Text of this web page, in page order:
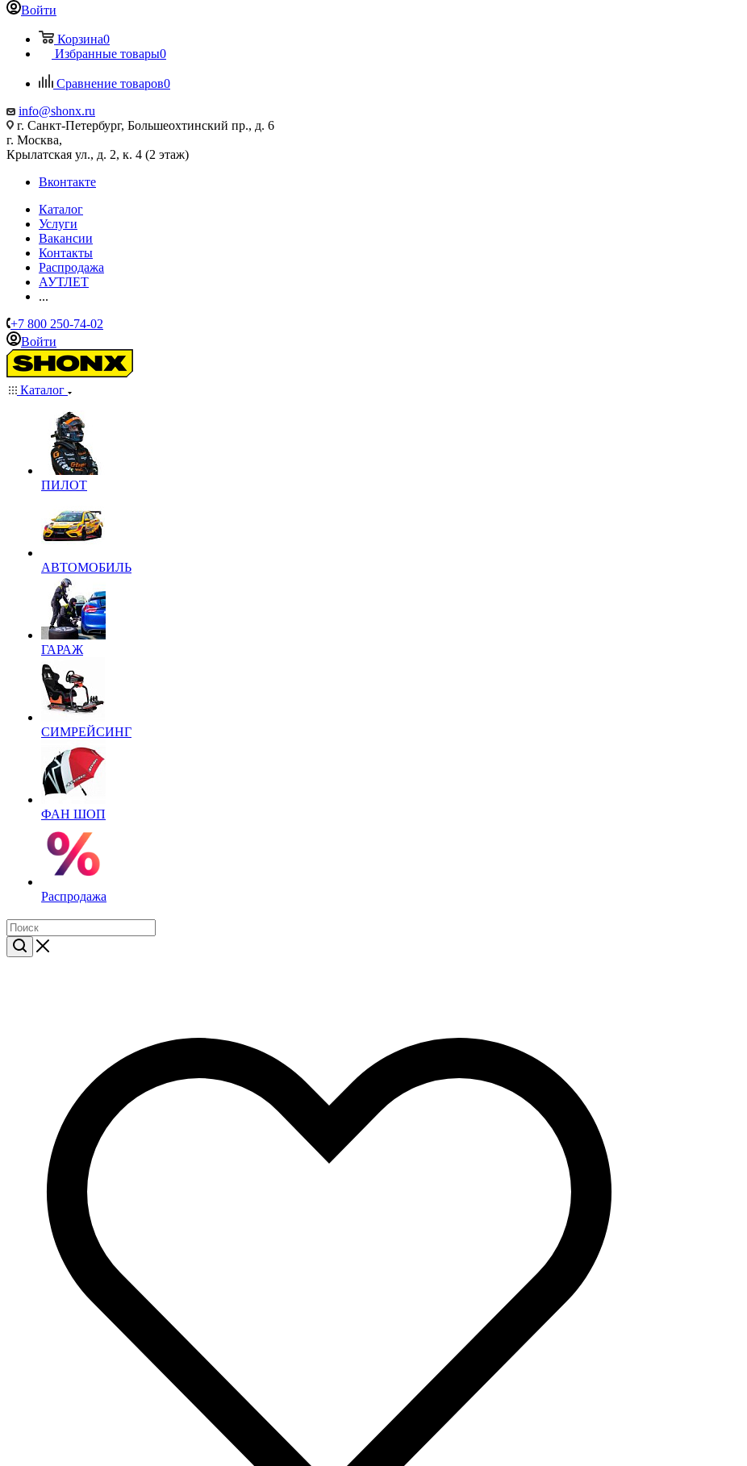
Войти
Корзина0
Избранные товары0
Сравнение товаров0
info@shonx.ru
г. Санкт-Петербург, Большеохтинский пр., д. 6
г. Москва,
Крылатская ул., д. 2, к. 4 (2 этаж)
Вконтакте
Каталог
Услуги
Вакансии
Контакты
Распродажа
АУТЛЕТ
...
+7 800 250-74-02
Войти
Каталог
ПИЛОТ
АВТОМОБИЛЬ
ГАРАЖ
СИМРЕЙСИНГ
ФАН ШОП
Распродажа